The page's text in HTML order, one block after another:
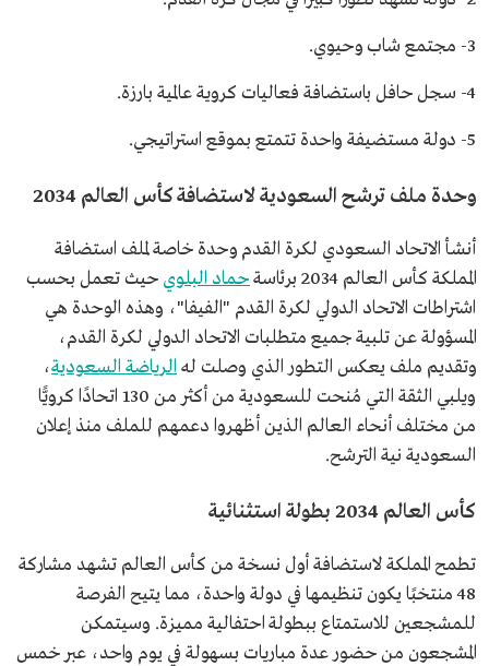
3- مجتمع شاب وحيوي.
4- سجل حافل باستضافة فعاليات كروية عالمية بارزة.
5- دولة مستضيفة واحدة تتمتع بموقع استراتيجي.
وحدة ملف ترشح السعودية لاستضافة كأس العالم 2034
أنشأ الاتحاد السعودي لكرة القدم وحدة خاصة لملف استضافة
المملكة كأس العالم 2034 برئاسة
حماد البلوي حيث تعمل بحسب
اشتراطات الاتحاد الدولي لكرة القدم "الفيفا"، وهذه الوحدة هي
المسؤولة عن تلبية جميع متطلبات الاتحاد الدولي لكرة القدم،
وتقديم ملف يعكس التطور الذي وصلت له الرياضة السعودية،
ويلبي الثقة التي مُنحت للسعودية من أكثر من 130 اتحادًا كرويًّا
من مختلف أنحاء العالم الذين أظهروا دعمهم للملف منذ إعلان
السعودية نية الترشح.
كأس العالم 2034 بطولة استثنائية
تطمح المملكة لاستضافة أول نسخة من كأس العالم تشهد مشاركة
48 منتخبًا يكون تنظيمها في دولة واحدة، مما يتيح الفرصة
للمشجعين للاستمتاع ببطولة احتفالية مميزة. وسيتمكن
المشجعون من حضور عدة مباريات بسهولة في يوم واحد، عبر خمس